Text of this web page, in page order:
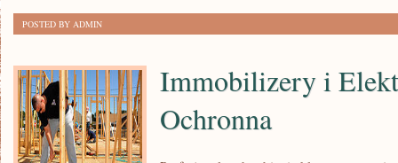
POSTED BY ADMIN
Immobilizery i
Ochronna